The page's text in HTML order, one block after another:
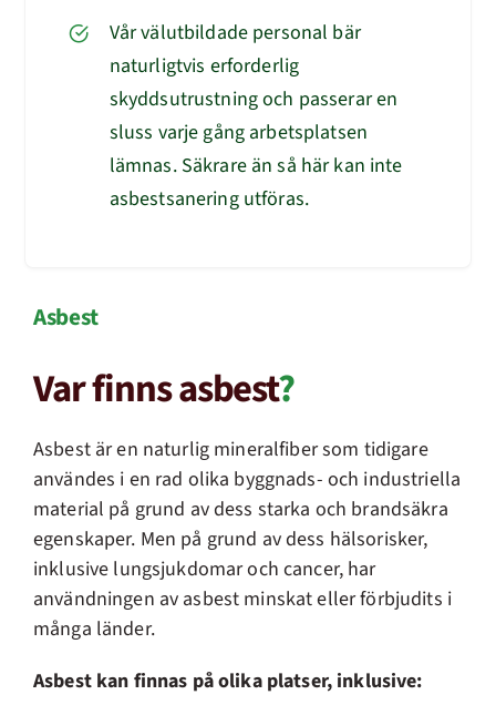
Vår välutbildade personal bär
naturligtvis erforderlig
skyddsutrustning och passerar en
sluss varje gång arbetsplatsen
lämnas. Säkrare än så här kan inte
asbestsanering utföras.
Asbest
Var finns asbest?
Asbest är en naturlig mineralfiber som tidigare
användes i en rad olika byggnads- och industriella
material på grund av dess starka och brandsäkra
egenskaper. Men på grund av dess hälsorisker,
inklusive lungsjukdomar och cancer, har
användningen av asbest minskat eller förbjudits i
många länder.
Asbest kan finnas på olika platser, inklusive: